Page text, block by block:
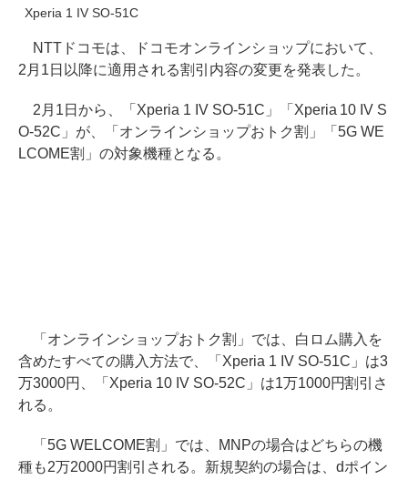
Xperia 1 IV SO-51C
NTTドコモは、ドコモオンラインショップにおいて、
2月1日以降に適用される割引内容の変更を発表した。
2月1日から、「Xperia 1 IV SO-51C」「Xperia 10 IV S
O-52C」が、「オンラインショップおトク割」「5G WE
LCOME割」の対象機種となる。
「オンラインショップおトク割」では、白ロム購入を
含めたすべての購入方法で、「Xperia 1 IV SO-51C」は3
万3000円、「Xperia 10 IV SO-52C」は1万1000円割引さ
れる。
「5G WELCOME割」では、MNPの場合はどちらの機
種も2万2000円割引される。新規契約の場合は、dポイン